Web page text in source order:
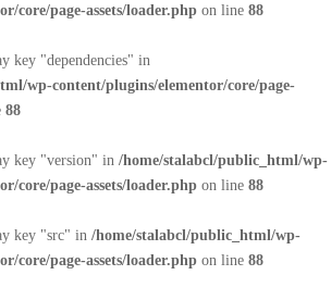
core/page-assets/loader.php on line 88
key "dependencies" in
wp-content/plugins/elementor/core/page-
88
key "version" in /home/stalabcl/public_html/wp-
core/page-assets/loader.php on line 88
key "src" in /home/stalabcl/public_html/wp-
core/page-assets/loader.php on line 88